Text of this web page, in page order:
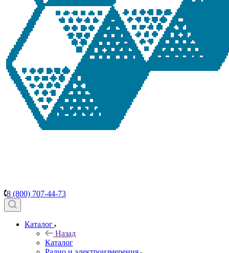
8 (800) 707-44-73
Каталог
Назад
Каталог